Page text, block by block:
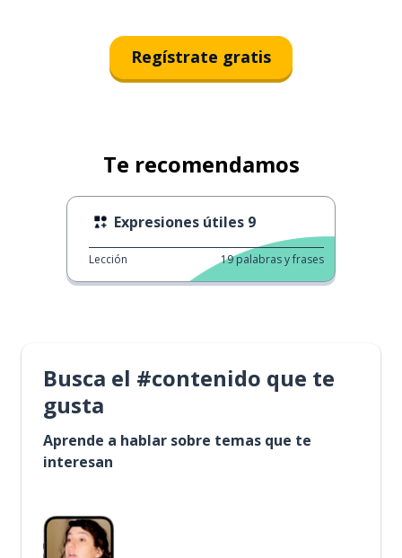
Regístrate gratis
Te recomendamos
Expresiones útiles 9
Lección 19palabras y frases
Busca el #contenido que te
gusta
Aprende a hablar sobre temas que te
interesan